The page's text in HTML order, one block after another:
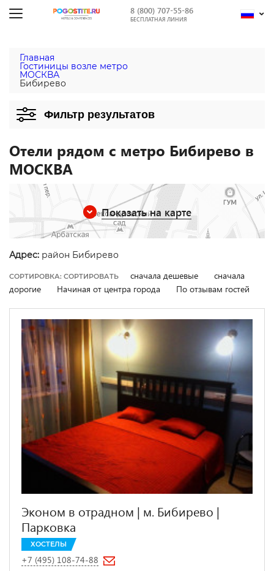
8 (800) 707-55-86
БЕСПЛАТНАЯ ЛИНИЯ
Главная
Гостиницы возле метро
МОСКВА
Бибирево
Фильтр результатов
Отели рядом с метро Бибирево в
МОСКВА
Показать на карте
Адрес: район Бибирево
СОРТИРОВКА: СОРТИРОВАТЬ сначала дешевые
сначала
дорогие
Начиная от центра города По отзывам гостей
Эконом в отрадном | м. Бибирево |
Парковка
ХОСТЕЛЫ
+7 (495) 108-74-88